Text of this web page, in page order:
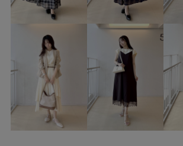
Vネック きれいに見える きれいめ
さらっとした肌触り さらっと着れる
オケージョン カジュアル キャミワン
コクーンシルエット コットン
シンプル シンプルコーデ スカラップ
スッキリ タック ドッキングデザイン